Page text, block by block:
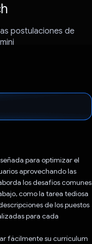
postulaciones de
para optimizar el
aprovechando las
los desafíos comunes
como la tarea tediosa
de los puestos
para cada
fácilmente su currículum